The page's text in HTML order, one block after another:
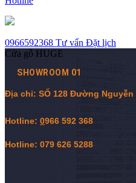
0966592368 Tư vấn Đặt lịch
Cửa gỗ HUGE
SHOWROOM 01
Địa chỉ: SỐ 128 Đường Nguyễn
Hotline: 0966 592 368
Hotline: 079 626 5288